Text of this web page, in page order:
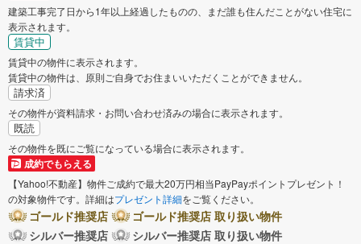
建築工事完了日から1年以上経過したものの、まだ誰も住んだことがない住宅に
表示されます。
賃貸中
賃貸中の物件に表示されます。
賃貸中の物件は、原則ご自身でお住まいいただくことができません。
請求済
その物件が資料請求・お問い合わせ済みの場合に表示されます。
既読
その物件を既にご覧になっている場合に表示されます。
成約でもらえる
【Yahoo!不動産】物件ご成約で最大20万円相当PayPayポイントプレゼント！
の対象物件です。詳細はプレゼント詳細をご覧ください。
ゴールド推奨店
ゴールド推奨店 取り扱い物件
シルバー推奨店
シルバー推奨店 取り扱い物件